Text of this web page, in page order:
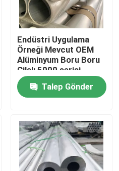
Endüstri Uygulama
Örneği Mevcut OEM
Alüminyum Boru Boru
Cilalı 5000 serisi
Talep Gönder